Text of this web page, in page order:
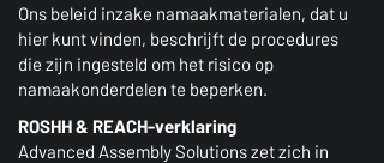
Ons beleid inzake namaakmaterialen, dat u
hier kunt vinden, beschrijft de procedures
die zijn ingesteld om het risico op
namaakonderdelen te beperken.
ROSHH & REACH-verklaring
Advanced Assembly Solutions zet zich in